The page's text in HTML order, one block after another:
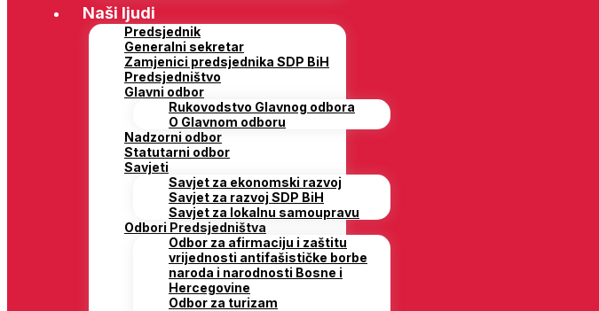
Naši ljudi
Predsjednik
Generalni sekretar
Zamjenici predsjednika SDP BiH
Predsjedništvo
Glavni odbor
Rukovodstvo Glavnog odbora
O Glavnom odboru
Nadzorni odbor
Statutarni odbor
Savjeti
Savjet za ekonomski razvoj
Savjet za razvoj SDP BiH
Savjet za lokalnu samoupravu
Odbori Predsjedništva
Odbor za afirmaciju i zaštitu
vrijednosti antifašističke borbe
naroda i narodnosti Bosne i
Hercegovine
Odbor za turizam